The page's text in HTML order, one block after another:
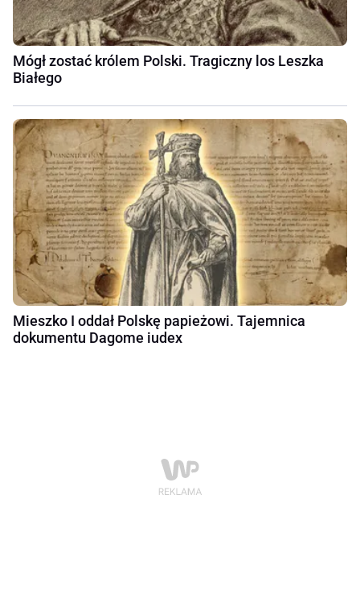
Mógł zostać królem Polski. Tragiczny los Leszka
Białego
Mieszko I oddał Polskę papieżowi. Tajemnica
dokumentu Dagome iudex